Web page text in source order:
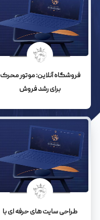
فروشگاه آنلاین: موتور محرک
برای رشد فروش
طراحی سایت های حرفه ای با